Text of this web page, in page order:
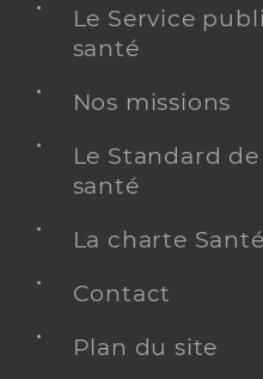
Le Service
santé
Nos missions
Le Standard
santé
La charte
Contact
Plan du site